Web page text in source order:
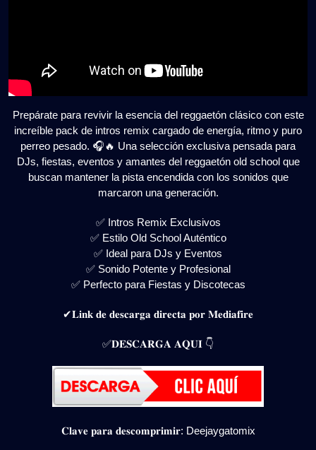
Prepárate para revivir la esencia del reggaetón clásico con este
increíble pack de intros remix cargado de energía, ritmo y puro
perreo pesado. 🎧🔥 Una selección exclusiva pensada para
DJs, fiestas, eventos y amantes del reggaetón old school que
buscan mantener la pista encendida con los sonidos que
marcaron una generación.
✅ Intros Remix Exclusivos
✅ Estilo Old School Auténtico
✅ Ideal para DJs y Eventos
✅ Sonido Potente y Profesional
✅ Perfecto para Fiestas y Discotecas
✔𝐋𝐢𝐧𝐤 𝐝𝐞 𝐝𝐞𝐬𝐜𝐚𝐫𝐠𝐚 𝐝𝐢𝐫𝐞𝐜𝐭𝐚 𝐩𝐨𝐫 𝐌𝐞𝐝𝐢𝐚𝐟𝐢𝐫𝐞
✅𝐃𝐄𝐒𝐂𝐀𝐑𝐆𝐀 𝐀𝐐𝐔𝐈 👇
𝐂𝐥𝐚𝐯𝐞 𝐩𝐚𝐫𝐚 𝐝𝐞𝐬𝐜𝐨𝐦𝐩𝐫𝐢𝐦𝐢𝐫: Deejaygatomix